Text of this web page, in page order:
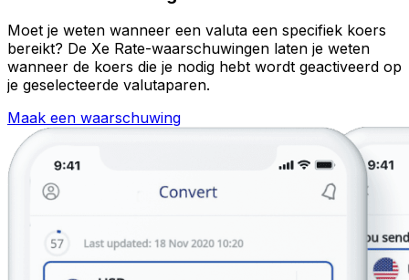
Moet je weten wanneer een valuta een specifiek koers
bereikt? De Xe Rate-waarschuwingen laten je weten
wanneer de koers die je nodig hebt wordt geactiveerd op
je geselecteerde valutaparen.
Maak een waarschuwing